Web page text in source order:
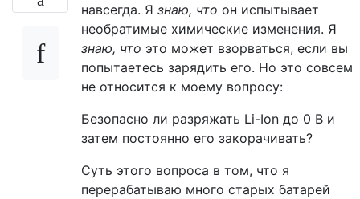
навсегда. Я знаю, что он испытывает
необратимые химические изменения. Я
знаю, что это может взорваться, если вы
попытаетесь зарядить его. Но это совсем
не относится к моему вопросу:
Безопасно ли разряжать Li-Ion до 0 В и
затем постоянно его закорачивать?
Суть этого вопроса в том, что я
перерабатываю много старых батарей